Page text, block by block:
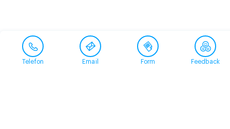
Telefon Email Form Feedback